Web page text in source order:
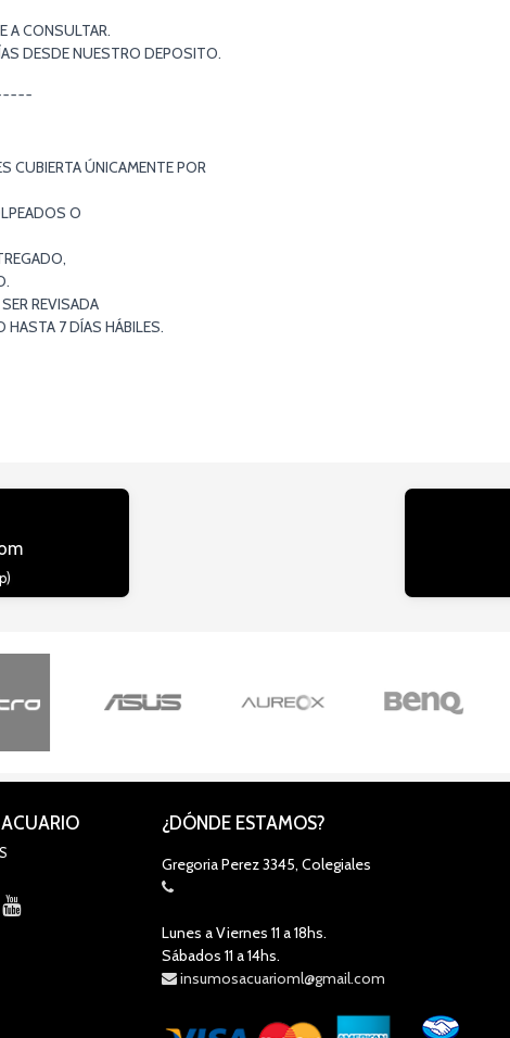
A CONSULTAR.
DESDE NUESTRO DEPOSITO.
CUBIERTA ÚNICAMENTE POR
O
REVISADA
7 DÍAS HÁBILES.
¿DÓNDE ESTAMOS?
Gregoria Perez 3345, Colegiales
Lunes a Viernes 11 a 18hs.
Sábados 11 a 14hs.
insumosacuarioml@gmail.com